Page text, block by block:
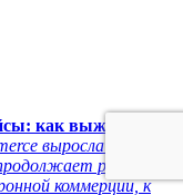
как выжить и
выросла с 5% в
расти,
коммерции, к